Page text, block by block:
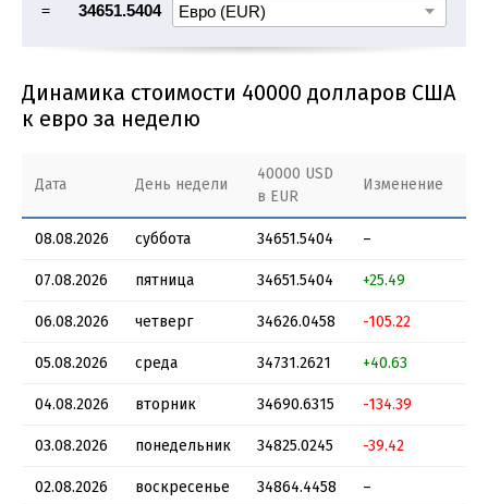
= 34651.5404
Динамика стоимости 40000 долларов США
к евро за неделю
Дата День недели
40000 USD
в EUR
Изменение
08.08.2026 суббота 34651.5404 –
07.08.2026 пятница 34651.5404 +25.49
06.08.2026 четверг 34626.0458 -105.22
05.08.2026 среда 34731.2621 +40.63
04.08.2026 вторник 34690.6315 -134.39
03.08.2026 понедельник 34825.0245 -39.42
02.08.2026 воскресенье 34864.4458 –